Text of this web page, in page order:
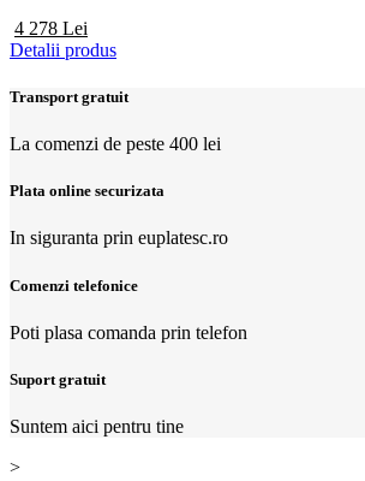
4 278 Lei
Detalii produs
Transport gratuit
La comenzi de peste 400 lei
Plata online securizata
In siguranta prin euplatesc.ro
Comenzi telefonice
Poti plasa comanda prin telefon
Suport gratuit
Suntem aici pentru tine
>